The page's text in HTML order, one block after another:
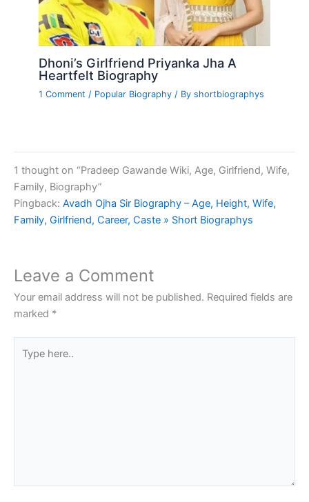
Dhoni’s Girlfriend Priyanka Jha A
Heartfelt Biography
1 Comment / Popular Biography / Byshortbiographys
1 thought on “Pradeep Gawande Wiki, Age, Girlfriend, Wife,
Family, Biography”
Pingback: Avadh Ojha Sir Biography – Age, Height, Wife,
Family, Girlfriend, Career, Caste » Short Biographys
Leave a Comment
Your email address will not be published. Required fields are
marked *
here..